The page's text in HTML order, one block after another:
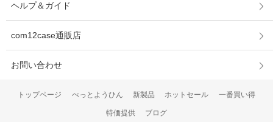
ヘルプ＆ガイド
com12case通販店
お問い合わせ
トップページ ぺっとようひん 新製品 ホットセール 一番買い得
特価提供 ブログ